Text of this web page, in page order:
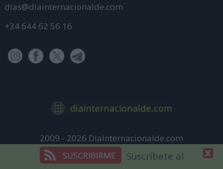
dias@diainternacionalde.com
+34 644 62 56 16
2009 - 2026 DiaInternacionalde.com
Aviso LegalSuscríbete al